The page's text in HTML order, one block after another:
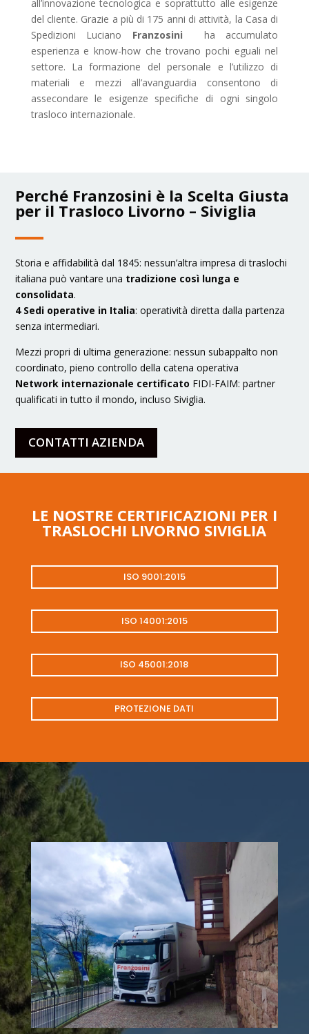
all’innovazione tecnologica e soprattutto alle esigenze
del cliente. Grazie a più di 175 anni di attività, la Casa di
Spedizioni Luciano Franzosini
ha accumulato
esperienza e know-how che trovano pochi eguali nel
settore. La formazione del personale e l’utilizzo di
materiali e mezzi all’avanguardia consentono di
assecondare le esigenze specifiche di ogni singolo
trasloco internazionale.
Perché Franzosini è la Scelta Giusta
per il Trasloco Livorno – Siviglia
Storia e affidabilità dal 1845: nessun’altra impresa di traslochi
italiana può vantare una tradizione così lunga e
consolidata.
4 Sedi operative in Italia: operatività diretta dalla partenza
senza intermediari.
Mezzi propri di ultima generazione: nessun subappalto non
coordinato, pieno controllo della catena operativa
Network internazionale certificato FIDI-FAIM: partner
qualificati in tutto il mondo, incluso Siviglia.
CONTATTI AZIENDA
LE NOSTRE CERTIFICAZIONI PER I
TRASLOCHI LIVORNO SIVIGLIA
ISO 9001:2015
ISO 14001:2015
ISO 45001:2018
PROTEZIONE DATI